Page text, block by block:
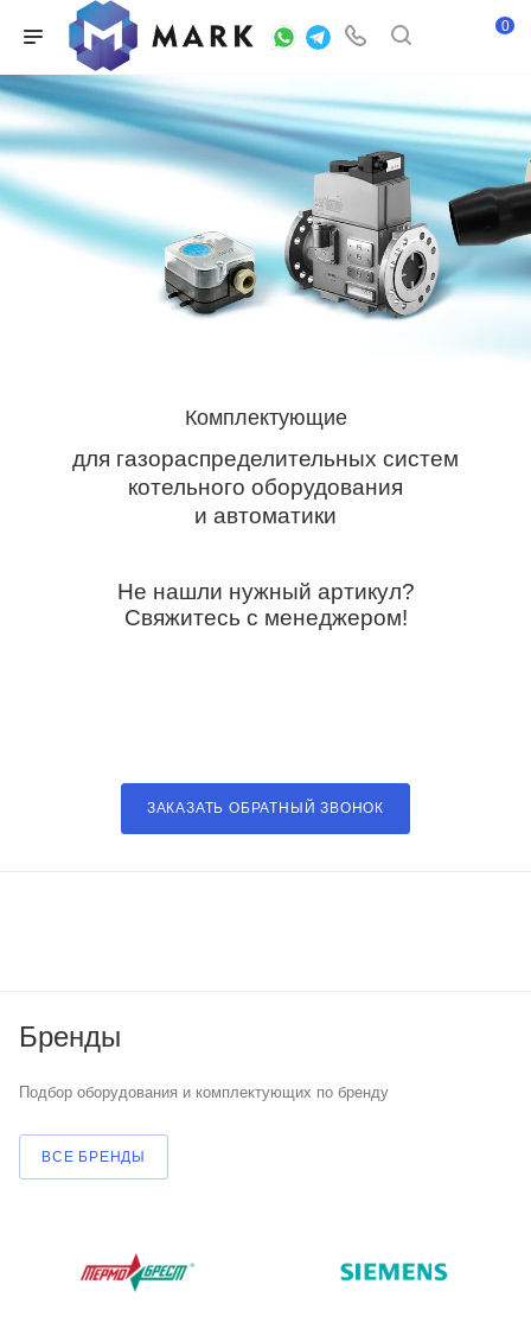
0
Комплектующие
для газораспределительных систем
котельного оборудования
и автоматики
Не нашли нужный артикул?
Свяжитесь с менеджером!
ЗАКАЗАТЬ ОБРАТНЫЙ ЗВОНОК
Бренды
Подбор оборудования и комплектующих по бренду
ВСЕ БРЕНДЫ